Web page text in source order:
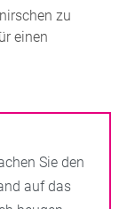
zu
einen
Sie den
auf das